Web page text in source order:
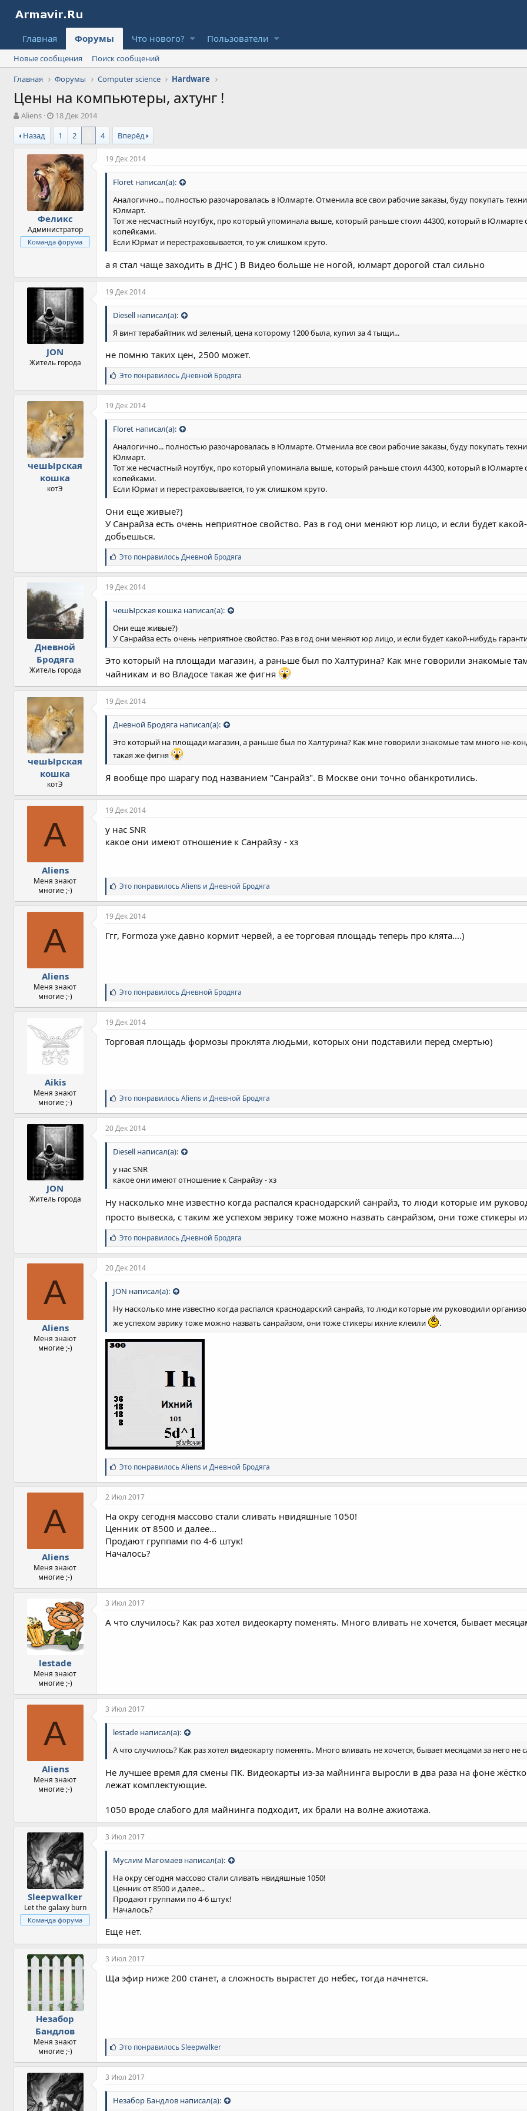
Главная Форумы Что нового? Пользователи
Новые сообщения
Поиск сообщений
Главная
Форумы Computer science Hardware
Цены на компьютеры, ахтунг !
А
в
т
о
Aliens
Д
а
а
н
а
ч
а
л
а
18 Дек 2014
Назад
1 2 4 Вперёд
Феликс
Администратор
Команда форума
19 Дек 2014
Floret написал(а):
Аналогично... полностью разочаровалась в Юлмарте. Отменила все свои рабочие заказы, буду покупать
Юлмарт.
Тот же несчастный ноутбук, про который упоминала выше, который раньше стоил 44300, который в Юлмарте
копейками.
Если Юрмат и перестраховывается, то уж слишком круто.
а я стал чаще заходить в ДНС ) В Видео больше не ногой, юлмарт дорогой стал сильно
JON
Житель города
19 Дек 2014
Diesell написал(а):
Я винт терабайтник wd зеленый, цена которому 1200 была, купил за 4 тыщи...
не помню таких цен, 2500 может.
С
и
м
п
а
т
и
:
Это понравилосьДневной Бродяга
чешЫрская
кошка
котЭ
19 Дек 2014
Floret написал(а):
Аналогично... полностью разочаровалась в Юлмарте. Отменила все свои рабочие заказы, буду покупать
Юлмарт.
Тот же несчастный ноутбук, про который упоминала выше, который раньше стоил 44300, который в Юлмарте
копейками.
Если Юрмат и перестраховывается, то уж слишком круто.
Они еще живые?)
У Санрайза есть очень неприятное свойство. Раз в год они меняют юр лицо, и если будет
добьешься.
С
и
м
п
а
т
и
:
Это понравилосьДневной Бродяга
Дневной
Бродяга
Житель города
19 Дек 2014
чешЫрская кошка написал(а):
Они еще живые?)
У Санрайза есть очень неприятное свойство. Раз в год они меняют юр лицо, и если будет какой-нибудь
Это который на площади магазин, а раньше был по Халтурина? Как мне говорили знакомые
чайникам и во Владосе такая же фигня
чешЫрская
кошка
котЭ
19 Дек 2014
Дневной Бродяга написал(а):
Это который на площади магазин, а раньше был по Халтурина? Как мне говорили знакомые там много не-
такая же фигня
Я вообще про шарагу под названием "Санрайз". В Москве они точно обанкротились.
A
Aliens
Меня знают
многие ;-)
19 Дек 2014
у нас SNR
какое они имеют отношение к Санрайзу - хз
С
и
м
п
а
т
и
Это понравилосьAliens иДневной Бродяга
A
Aliens
Меня знают
многие ;-)
19 Дек 2014
Ггг, Formoza уже давно кормит червей, а ее торговая площадь теперь про клята....)
С
и
м
п
а
т
и
Это понравилосьДневной Бродяга
Aikis
Меня знают
многие ;-)
19 Дек 2014
Торговая площадь формозы проклята людьми, которых они подставили перед смертью)
С
и
м
п
а
т
и
:
Это понравилосьAliens иДневной Бродяга
JON
Житель города
20 Дек 2014
Diesell написал(а):
у нас SNR
какое они имеют отношение к Санрайзу - хз
Ну насколько мне известно когда распался краснодарский санрайз, то люди которые им
просто вывеска, с таким же успехом эврику тоже можно назвать санрайзом, они тоже стикеры
С
и
м
п
а
т
и
:
Это понравилосьДневной Бродяга
A
Aliens
Меня знают
многие ;-)
20 Дек 2014
JON написал(а):
Ну насколько мне известно когда распался краснодарский санрайз, то люди которые им руководили
же успехом эврику тоже можно назвать санрайзом, они тоже стикеры ихние клеили
.
С
и
м
п
т
и
и
:
Это понравилосьAliens иДневной Бродяга
A
Aliens
Меня знают
многие ;-)
2 Июл 2017
На окру сегодня массово стали сливать нвидяшные 1050!
Ценник от 8500 и далее...
Продают группами по 4-6 штук!
Началось?
lestade
Меня знают
многие ;-)
3 Июл 2017
А что случилось? Как раз хотел видеокарту поменять. Много вливать не хочется, бывает
A
Aliens
Меня знают
многие ;-)
3 Июл 2017
lestade написал(а):
А что случилось? Как раз хотел видеокарту поменять. Много вливать не хочется, бывает месяцами за него не
Не лучшее время для смены ПК. Видеокарты из-за майнинга выросли в два раза на фоне
лежат комплектующие.
1050 вроде слабого для майнинга подходит, их брали на волне ажиотажа.
Sleepwalker
Let the galaxy burn
Команда форума
3 Июл 2017
Муслим Магомаев написал(а):
На окру сегодня массово стали сливать нвидяшные 1050!
Ценник от 8500 и далее...
Продают группами по 4-6 штук!
Началось?
Еще нет.
Незабор
Бандлов
Меня знают
многие ;-)
3 Июл 2017
Ща эфир ниже 200 станет, а сложность вырастет до небес, тогда начнется.
С
и
м
п
т
и
Это понравилосьSleepwalker
3 Июл 2017
Незабор Бандлов написал(а):